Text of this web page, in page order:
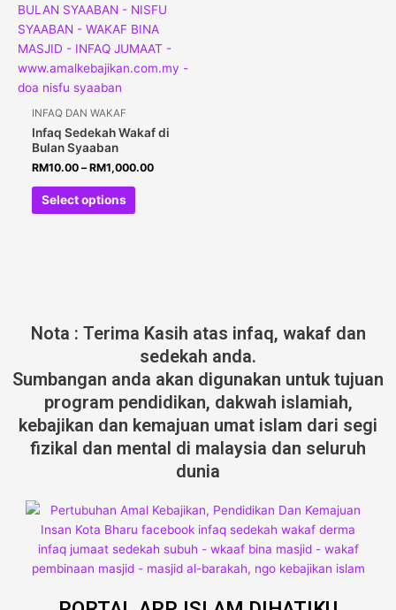
INFAQ DAN WAKAF
Infaq Sedekah Wakaf di
Bulan Syaaban
RM10.00 –RM1,000.00
Select options
Nota : Terima Kasih atas infaq, wakaf dan
sedekah anda.
Sumbangan anda akan digunakan untuk tujuan
program pendidikan, dakwah islamiah,
kebajikan dan kemajuan umat islam dari segi
fizikal dan mental di malaysia dan seluruh
dunia